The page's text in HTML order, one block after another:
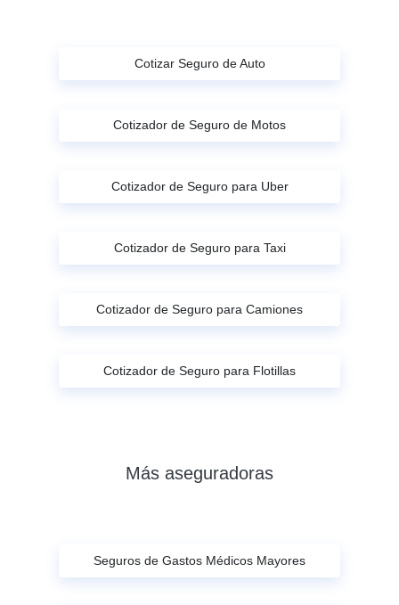
Cotizar Seguro de Auto
Cotizador de Seguro de Motos
Cotizador de Seguro para Uber
Cotizador de Seguro para Taxi
Cotizador de Seguro para Camiones
Cotizador de Seguro para Flotillas
Más aseguradoras
Seguros de Gastos Médicos Mayores